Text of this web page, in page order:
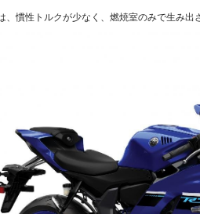
慣性トルクが少なく、燃焼室のみで生み出